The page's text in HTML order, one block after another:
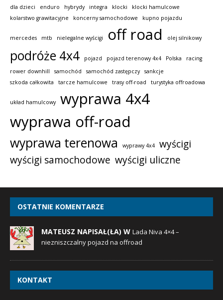
dla dzieci
enduro hybrydy integra klocki
klocki hamulcowe
kolarstwo grawitacyjne
koncerny samochodowe kupno pojazdu
mercedes mtb nielegalne wyścigi off road olej silnikowy
podróże 4x4 pojazd pojazd terenowy 4x4 Polska
racing
rower downhill
samochód samochód zastępczy
sankcje
szkoda całkowita
tarcze hamulcowe trasy off-road turystyka offroadowa
układ hamulcowy
wyprawa 4x4
wyprawa off-road
wyprawa terenowa wyprawy 4x4
wyścigi
wyścigi samochodowe wyścigi uliczne
OSTATNIE KOMENTARZE
MATEUSZ NAPISAŁ(ŁA) W Lada Niva 4×4 –
niezniszczalny pojazd na offroad
KONTAKT